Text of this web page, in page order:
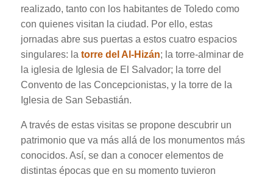
realizado, tanto con los habitantes de Toledo como
con quienes visitan la ciudad. Por ello, estas
jornadas abre sus puertas a estos cuatro espacios
singulares: la torre del Al-Hizán; la torre-alminar de
la iglesia de Iglesia de El Salvador; la torre del
Convento de las Concepcionistas, y la torre de la
Iglesia de San Sebastián.
A través de estas visitas se propone descubrir un
patrimonio que va más allá de los monumentos más
conocidos. Así, se dan a conocer elementos de
distintas épocas que en su momento tuvieron